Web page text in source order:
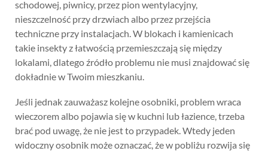
schodowej, piwnicy, przez pion wentylacyjny,
nieszczelność przy drzwiach albo przez przejścia
techniczne przy instalacjach. W blokach i kamienicach
takie insekty z łatwością przemieszczają się między
lokalami, dlatego źródło problemu nie musi znajdować się
dokładnie w Twoim mieszkaniu.
Jeśli jednak zauważasz kolejne osobniki, problem wraca
wieczorem albo pojawia się w kuchni lub łazience, trzeba
brać pod uwagę, że nie jest to przypadek. Wtedy jeden
widoczny osobnik może oznaczać, że w pobliżu rozwija się